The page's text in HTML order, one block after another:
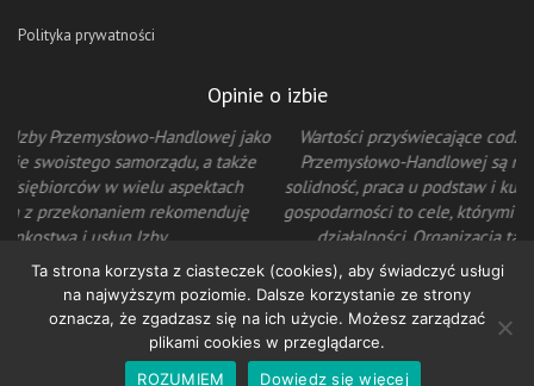
Polityka prywatności
Opinie o izbie
Wartości przyświecające codziennej pracy Wielkopolskiej Izby
Przemysłowo-Handlowej są nam niezwykle bliskie. Poznańska
solidność, praca u podstaw i kultywowanie tradycji wielkopolskiej
gospodarności to cele, którymi my również kierujemy się w naszej
działalności. Organizacja taka jak WIPH jest potrzebna, by
wspierać działania przedsiębiorców i firm oraz chronić ich prawa
na polu lokalnym i ogólnopolskim.
Ryszard Szulc – Prezes Zarządu ATANER Sp. z o.o.
Ta strona korzysta z ciasteczek (cookies), aby świadczyć usługi
na najwyższym poziomie. Dalsze korzystanie ze strony
oznacza, że zgadzasz się na ich użycie. Możesz zarządzać
plikami cookies w przeglądarce.
ROZUMIEM
Dowiedz się więcej